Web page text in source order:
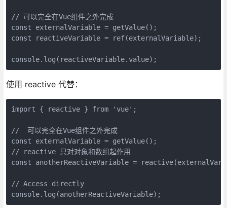
// 可以完全在Vue组件之外完成
const externalVariable = getValue();
const reactiveVariable = ref(externalVariable);
使用 reactive 代替：
import { reactive } from 'vue';
//  可以完全在Vue组件之外完成
const externalVariable = getValue();
// reactive 只对对象和数组起作用
const anotherReactiveVariable =
// Access directly